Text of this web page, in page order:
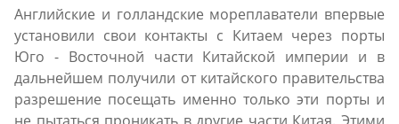
Английские и голландские мореплаватели впервые
установили свои контакты с Китаем через порты
Юго - Восточной части Китайской империи и в
дальнейшем получили от китайского правительства
разрешение посещать именно только эти порты и